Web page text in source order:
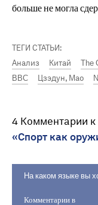
больше не могла
ТЕГИ СТАТЬИ:
Анализ
Китай The
BBC
Цзэдун, Мао
4 Комментарии к
«Спорт как
На каком языке вы
Комментарии в